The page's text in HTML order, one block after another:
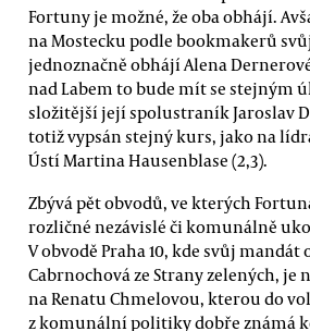
Fortuny je možné, že oba obhájí.
na Mostecku podle bookmakerů
jednoznačně obhájí Alena
nad Labem to bude mít se stejným
složitější její spolustraník Jaroslav
totiž vypsán stejný kurs, jako na
Ústí Martina Hausenblase (2,3).
Zbývá pět obvodů, ve kterých
rozličné nezávislé či komunálně
V obvodě Praha 10, kde svůj mandát
Cabrnochová ze Strany zelených, je
na Renatu Chmelovou, kterou do
z komunální politiky dobře známá